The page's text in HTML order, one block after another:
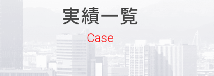
実績一覧
健康経営優良法人取得支援
企業向けヘルスケア・健康
沿革
めいほうの取り組み
めいほうの歴史
実績一覧
Case